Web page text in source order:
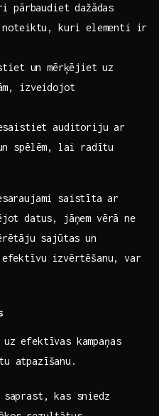
pārbaudiet dažādas
noteiktu, kuri‌ elementi ir
un mērķējiet uz
izveidojot
auditoriju ar
spēlēm,⁣ lai radītu
saistīta⁢ ar
datus, jāņem vērā ne
⁢sajūtas un
efektīvu izvērtēšanu, var
uz‌ efektīvas kampaņas
atpazīšanu.
kas sniedz